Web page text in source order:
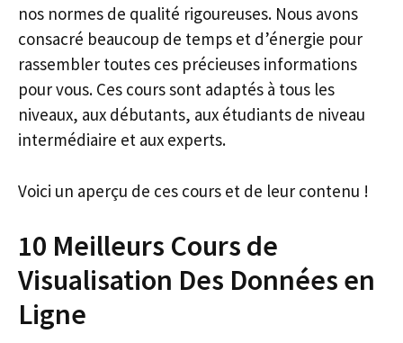
nos normes de qualité rigoureuses. Nous avons
consacré beaucoup de temps et d’énergie pour
rassembler toutes ces précieuses informations
pour vous. Ces cours sont adaptés à tous les
niveaux, aux débutants, aux étudiants de niveau
intermédiaire et aux experts.
Voici un aperçu de ces cours et de leur contenu !
10 Meilleurs Cours de
Visualisation Des Données en
Ligne